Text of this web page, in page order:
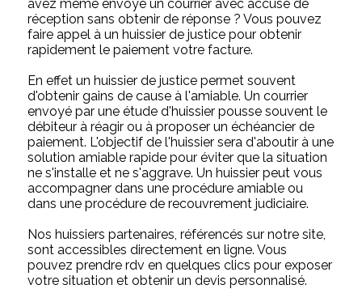
avez même envoyé un courrier avec accusé de
réception sans obtenir de réponse ? Vous pouvez
faire appel à un huissier de justice pour obtenir
rapidement le paiement votre facture.
En effet un huissier de justice permet souvent
d'obtenir gains de cause à l'amiable. Un courrier
envoyé par une étude d'huissier pousse souvent le
débiteur à réagir ou à proposer un échéancier de
paiement. L'objectif de l'huissier sera d'aboutir à une
solution amiable rapide pour éviter que la situation
ne s'installe et ne s'aggrave. Un huissier peut vous
accompagner dans une procédure amiable ou
dans une procédure de recouvrement judiciaire.
Nos huissiers partenaires, référencés sur notre site,
sont accessibles directement en ligne. Vous
pouvez prendre rdv en quelques clics pour exposer
votre situation et obtenir un devis personnalisé.